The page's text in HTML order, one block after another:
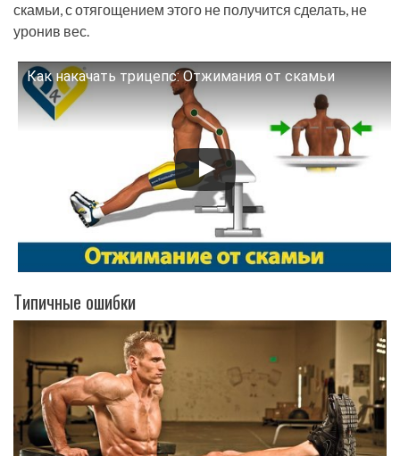
скамьи, с отягощением этого не получится сделать, не
уронив вес.
Как накачать трицепс: Отжимания от скамьи
Смотрите это видео на YouTube
Типичные ошибки